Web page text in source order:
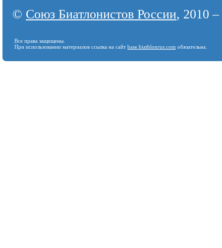
© Союз Биатлонистов России, 2010
Все права защищены.
При использовании материалов ссылка на сайт base.biathlonrus.com обязательна.